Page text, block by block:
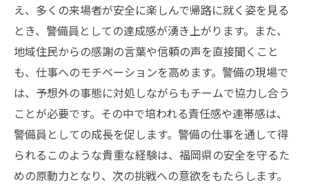
え、多くの来場者が安全に楽しんで帰路に就く姿を見る
とき、警備員としての達成感が湧き上がります。また、
地域住民からの感謝の言葉や信頼の声を直接聞くこと
も、仕事へのモチベーションを高めます。警備の現場で
は、予想外の事態に対処しながらもチームで協力し合う
ことが必要です。その中で培われる責任感や連帯感は、
警備員としての成長を促します。警備の仕事を通して得
られるこのような貴重な経験は、福岡県の安全を守るた
めの原動力となり、次の挑戦への意欲をもたらします。